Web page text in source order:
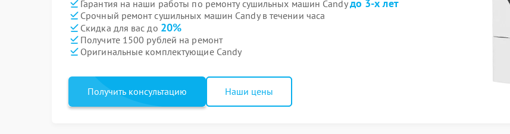
Гарантия на наши работы по ремонту сушильных машин Candyдо 3-х лет
Срочный ремонт сушильных машин Candy в течении часа
Скидка для вас до 20%
Получите 1500 рублей на ремонт
Оригинальные комплектующие Candy
Получить консультацию Наши цены